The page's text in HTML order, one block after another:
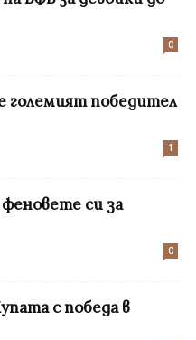
0
големият победител
1
си за
0
с победа в